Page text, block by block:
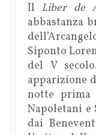
Il Liber de
abbastanza
Siponto
del V
apparizione
notte prima
Napoletani
dai